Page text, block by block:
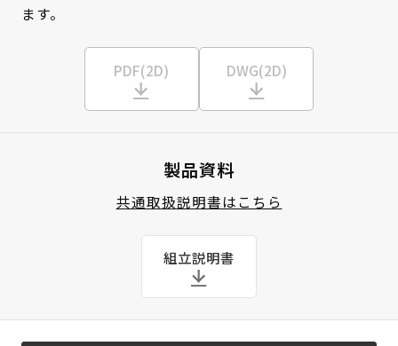
ます。
PDF(2D) DWG(2D)
製品資料
共通取扱説明書はこちら
組立説明書